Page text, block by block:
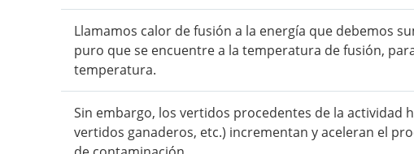
Llamamos calor de fusión a la energía que debemos
puro que se encuentre a la temperatura de fusión,
temperatura.
Sin embargo, los vertidos procedentes de la actividad
vertidos ganaderos, etc.) incrementan y aceleran el